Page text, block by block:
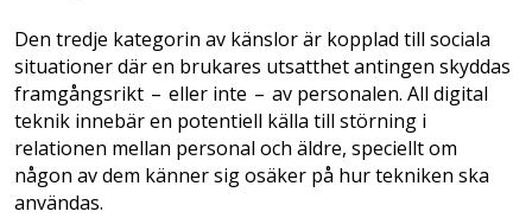
Den tredje kategorin av känslor är kopplad till sociala
situationer där en brukares utsatthet antingen skyddas
framgångsrikt – eller inte – av personalen. All digital
teknik innebär en potentiell källa till störning i
relationen mellan personal och äldre, speciellt om
någon av dem känner sig osäker på hur tekniken ska
användas.